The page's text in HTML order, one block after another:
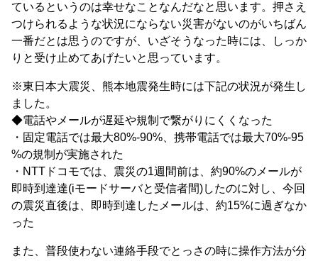
ているというのは幸せなことなんだなと思います。押さえ
つけられるような状況にならない災害がないのがいちばん
一番だとは思うのですが、いざそうなった時には、しっか
りと受け止めてあげたいと思っています。
※東日本大震災、熊本地震発生時には下記の状況が発生し
ました。
◆電話やメールが遅延や規制で繋がりにくくなった
・固定電話では最大80%-90%、携帯電話では最大70%-95
%の規制が実施された
・NTTドコモでは、震災の1週間前は、約90%のメールが
即時到達達(iモードサーバと受信者間)したのに対し、今回
の震災直後は、即時到達したメールは、約15%に過ぎなか
った
また、普段使わない連絡手段でとっさの時に操作方法が分